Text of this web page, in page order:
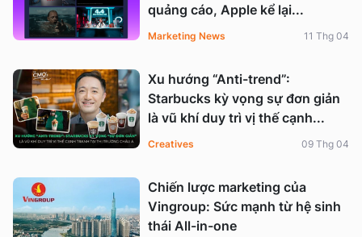
quảng cáo, Apple kể lại...
Marketing News 11 Thg 04
Xu hướng “Anti-trend”:
Starbucks kỳ vọng sự đơn giản
là vũ khí duy trì vị thế cạnh...
Creatives 09 Thg 04
Chiến lược marketing của
Vingroup: Sức mạnh từ hệ sinh
thái All-in-one